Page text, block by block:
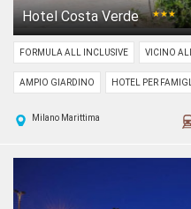
Hotel Costa Verde ★★★
FORMULA ALL INCLUSIVE VICINO
AMPIO GIARDINO HOTEL PER
Milano Marittima